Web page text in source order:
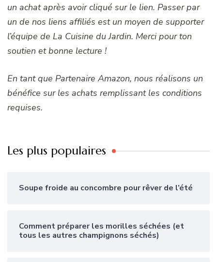
un achat après avoir cliqué sur le lien. Passer par
un de nos liens affiliés est un moyen de supporter
l’équipe de La Cuisine du Jardin. Merci pour ton
soutien et bonne lecture !
En tant que Partenaire Amazon, nous réalisons un
bénéfice sur les achats remplissant les conditions
requises.
Les plus populaires
Soupe froide au concombre pour rêver de l’été
Comment préparer les morilles séchées (et
tous les autres champignons séchés)